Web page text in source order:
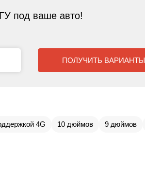
под ваше авто!
ПОЛУЧИТЬ ВАРИАНТЫ
4G 10 дюймов 9 дюймов